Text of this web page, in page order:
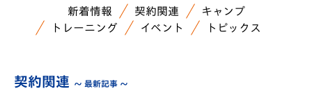
新着情報 契約関連
キャンプ
トレーニング
イベント トピックス
契約関連 ～ 最新記事 ～